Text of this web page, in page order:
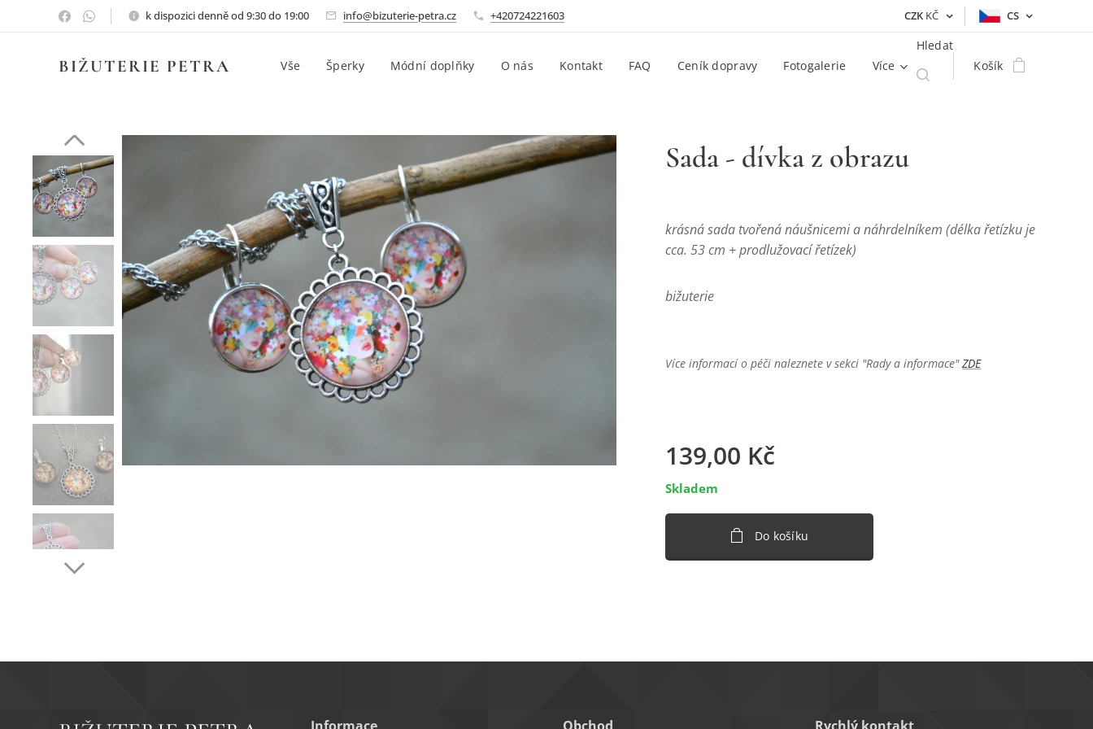
k dispozici denně od 9:30 do 19:00 info@bizuterie-petra.cz +420724221603 CZK KČ CS
BIŽUTERIE PETRA Vše Šperky Módní doplňky O nás Kontakt FAQ Ceník dopravy Fotogalerie Více
Hledat
Košík
Sada - dívka z obrazu
krásná sada tvořená náušnicemi a náhrdelníkem (délka řetízku je
cca. 53 cm + prodlužovací řetízek)
bižuterie
Více informací o péči naleznete v sekci "Rady a informace"ZDE
139,00 Kč
Skladem
Do košíku